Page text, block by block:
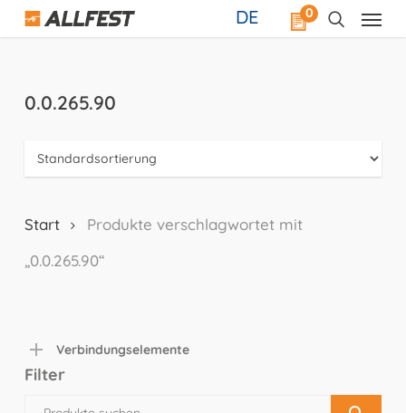
Skip
0
DE
0.0.265.90
Start
Produkte verschlagwortet mit
„0.0.265.90“
Verbindungselemente
Filter